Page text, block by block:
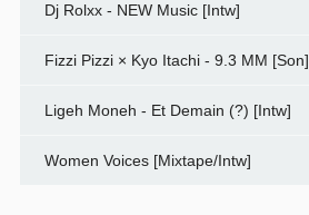
Dj Rolxx - NEW Music [Intw]
Fizzi Pizzi × Kyo Itachi - 9.3 MM [Son]
Ligeh Moneh - Et Demain (?) [Intw]
Women Voices [Mixtape/Intw]